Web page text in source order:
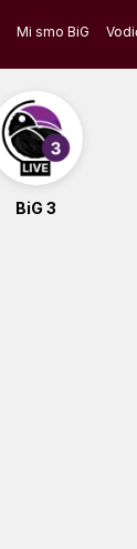
Mi smo BiG
BiG 3